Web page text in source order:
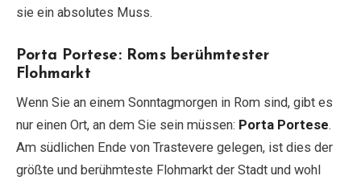
sie ein absolutes Muss.
Porta Portese: Roms berühmtester
Flohmarkt
Wenn Sie an einem Sonntagmorgen in Rom sind, gibt es
nur einen Ort, an dem Sie sein müssen: Porta Portese.
Am südlichen Ende von Trastevere gelegen, ist dies der
größte und berühmteste Flohmarkt der Stadt und wohl